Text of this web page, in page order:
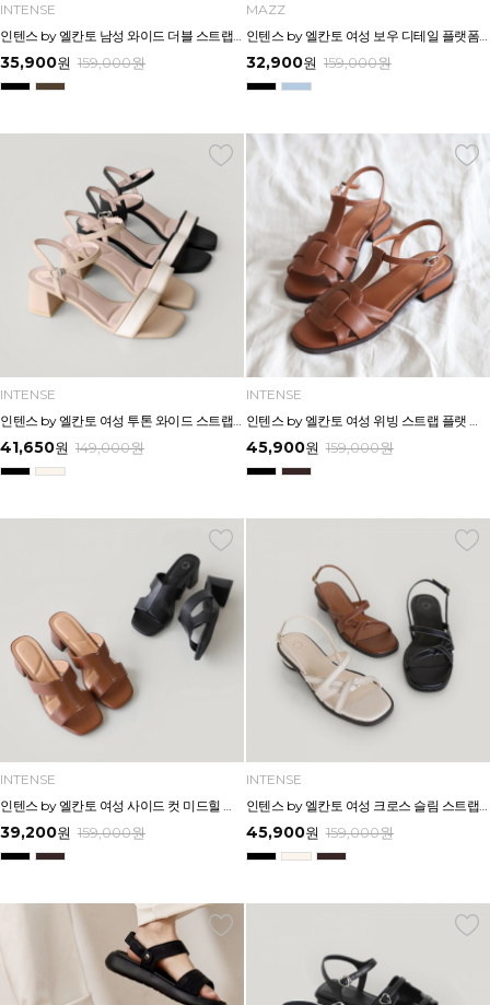
INTENSE
인텐스 by 엘칸토 남성 와이드 더블 스트랩 버클 슬라이드 3.5cm LCMW62I626
35,900원 159,000원
MAZZ
인텐스 by 엘칸토 여성 보우 디테일 플랫폼 샌들 5cm LCWW45I626
32,900원 159,000원
INTENSE
인텐스 by 엘칸토 여성 투톤 와이드 스트랩 미드힐 샌들 5cm LCWW00I626
41,650원 149,000원
INTENSE
인텐스 by 엘칸토 여성 위빙 스트랩 플랫 샌들 2.5cm LCWW05I626
45,900원 159,000원
INTENSE
인텐스 by 엘칸토 여성 사이드 컷 미드힐 뮬 5cm LCWW03I626
39,200원 159,000원
INTENSE
인텐스 by 엘칸토 여성 크로스 슬림 스트랩 로우 힐 샌들 3cm LCWW06I626
45,900원 159,000원